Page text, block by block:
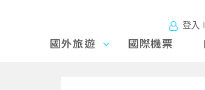
登入
國外旅
國外旅遊 國際機票